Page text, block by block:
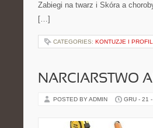
Zabiegi na twarz i Skóra a
[…]
CATEGORIES: KONTUZJE I
NARCIARSTWO
POSTED BY ADMIN GRU - 21